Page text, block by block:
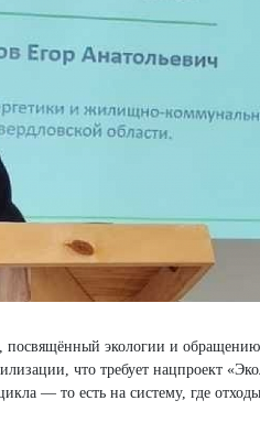
посвящённый экологии и
что требует нацпроект
— то есть на систему, где